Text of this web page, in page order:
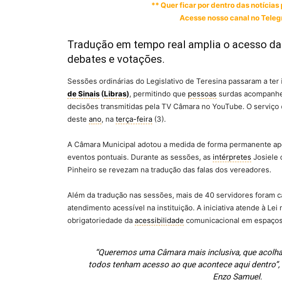
** Quer ficar por dentro das notícias
Acesse nosso canal no
Tradução em tempo real amplia o acesso
debates e votações.
Sessões ordinárias do Legislativo de Teresina passaram a
de Sinais (Libras), permitindo que pessoas surdas
decisões transmitidas pela TV Câmara no YouTube. O
deste ano, na terça-feira (3).
A Câmara Municipal adotou a medida de forma permanente
eventos pontuais. Durante as sessões, as intérpretes Josiele
Pinheiro se revezam na tradução das falas dos vereadores.
Além da tradução nas sessões, mais de 40 servidores foram
atendimento acessível na instituição. A iniciativa atende à Lei
obrigatoriedade da acessibilidade comunicacional em
“Queremos uma Câmara mais inclusiva, que
todos tenham acesso ao que acontece aqui
Enzo Samuel.